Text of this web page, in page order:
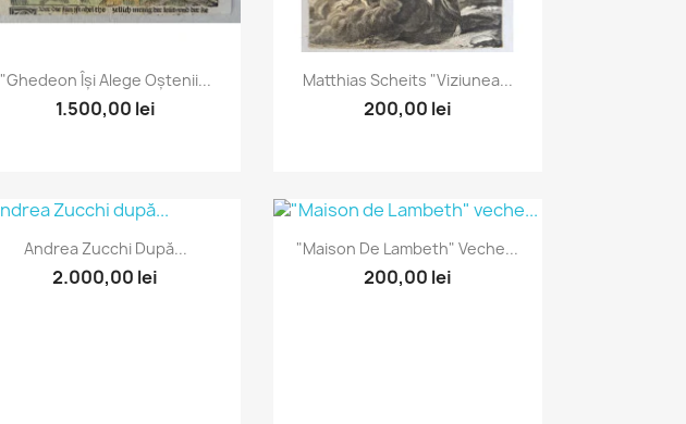
Vizualizare rapida
"Ghedeon Își Alege Oștenii...
1.500,00 lei
Vizualizare rapida
Matthias Scheits "Viziunea...
200,00 lei
Vizualizare rapida
Andrea Zucchi După...
2.000,00 lei
Vizualizare rapida
"Maison De Lambeth" Veche...
200,00 lei